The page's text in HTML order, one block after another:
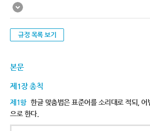
규정 목록 보기
본문
제1장 총칙
제1항 한글 맞춤법은 표준어를 소리대로 적되, 어
으로 한다.